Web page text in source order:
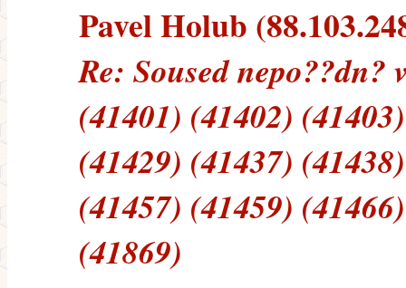
Pavel Holub
Re: Soused nepo??dn?
(41401) (41402)
(41429) (41437)
(41457) (41459)
(41869)